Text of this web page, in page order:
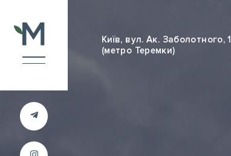
Київ, вул. Ак. Заболотного, 1
(метро Теремки)